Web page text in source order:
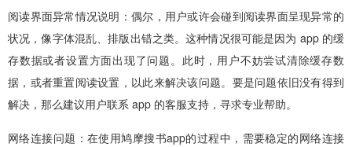
阅读界面异常情况说明：偶尔，用户或许会碰到阅读界面呈现异常的
状况，像字体混乱、排版出错之类。这种情况很可能是因为 app 的缓
存数据或者设置方面出现了问题。此时，用户不妨尝试清除缓存数
据，或者重置阅读设置，以此来解决该问题。要是问题依旧没有得到
解决，那么建议用户联系 app 的客服支持，寻求专业帮助。
网络连接问题：在使用鸠摩搜书app的过程中，需要稳定的网络连接